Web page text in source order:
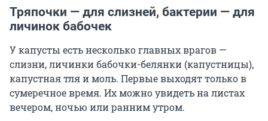
Тряпочки — для слизней, бактерии — для
личинок бабочек
У капусты есть несколько главных врагов —
слизни, личинки бабочки-белянки (капустницы),
капустная тля и моль. Первые выходят только в
сумеречное время. Их можно увидеть на листах
вечером, ночью или ранним утром.